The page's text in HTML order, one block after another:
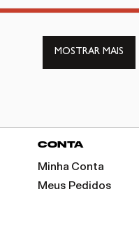
MOSTRAR MAIS
CONTA
Minha Conta
Meus Pedidos